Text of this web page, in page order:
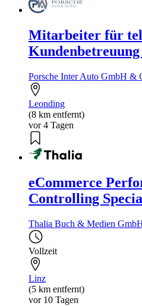
Mitarbeiter für
Porsche Inter Auto GmbH &
Leonding
(8 km entfernt)
vor 4 Tagen
eCommerce
Controlling
Thalia Buch & Medien
Vollzeit
Linz
(5 km entfernt)
vor 10 Tagen